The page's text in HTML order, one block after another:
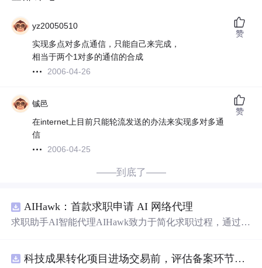
yz20050510
实现多点对多点通信，只能自己来完成，
相当于两个1对多的通信的合成
2006-04-26
赞
铖邑
在internet上目前只能轮流发送的办法来实现多对多通
信
2006-04-25
赞
——到底了——
AIHawk：首款求职申请 AI 网络代理
求职助手AI智能代理AIHawk致力于简化求职过程，通过自
科技成果转化项目进场交易前，评估备案环节需要准备哪些材料？.docx